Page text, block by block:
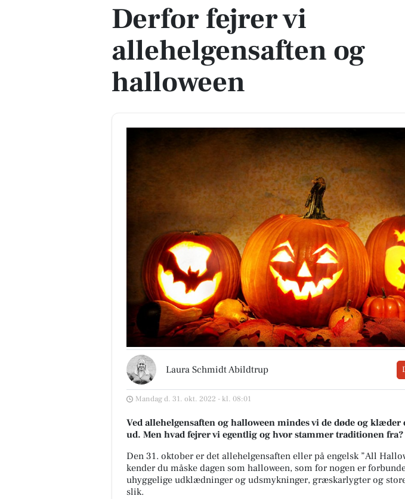
Derfor fejrer vi
allehelgensaften og
halloween
Laura Schmidt Abildtrup
Mandag d. 31. okt. 2022 - kl. 08:01
Ved allehelgensaften og halloween mindes vi de døde og klæder
ud. Men hvad fejrer vi egentlig og hvor stammer traditionen fra?
Den 31. oktober er det allehelgensaften eller på engelsk ”All
kender du måske dagen som halloween, som for nogen er
uhyggelige udklædninger og udsmykninger, græskarlygter og
slik.